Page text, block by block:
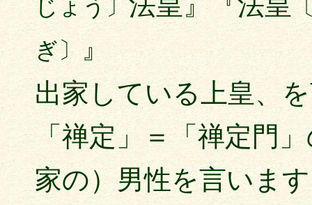
じょう〕
ぎ〕』
出家している上皇、
「禅定」＝「禅定門
家の）男性を言いま